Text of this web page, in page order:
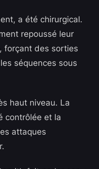
a été chirurgical.
repoussé leur
forçant des sorties
séquences sous
haut niveau. La
contrôlée et la
attaques